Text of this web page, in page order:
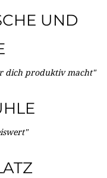
UND
dich produktiv macht"